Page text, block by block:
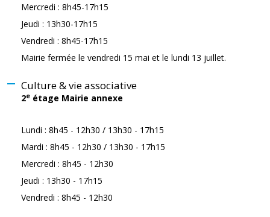
Mercredi : 8h45-17h15
Jeudi : 13h30-17h15
Vendredi : 8h45-17h15
Mairie fermée le vendredi 15 mai et le lundi 13 juillet.
Culture & vie associative
2e étage Mairie annexe
Lundi : 8h45 - 12h30 / 13h30 - 17h15
Mardi : 8h45 - 12h30 / 13h30 - 17h15
Mercredi : 8h45 - 12h30
Jeudi : 13h30 - 17h15
Vendredi : 8h45 - 12h30